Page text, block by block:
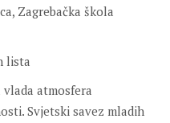
Zagrebačka škola
lista
atmosfera
Svjetski savez mladih